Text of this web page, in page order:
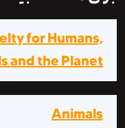
Cruelty for
and the